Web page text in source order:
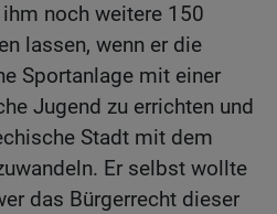
noch weitere 150
lassen, wenn er die
Sportanlage mit einer
Jugend zu errichten und
Stadt mit dem
Er selbst wollte
das Bürgerrecht dieser